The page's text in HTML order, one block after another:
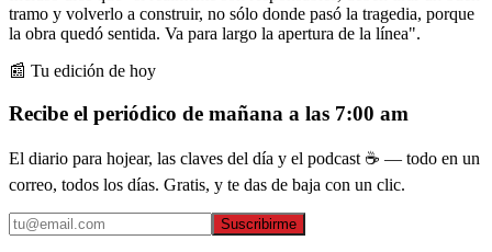
tramo y volverlo a construir, no sólo donde pasó la tragedia, porque
la obra quedó sentida. Va para largo la apertura de la línea".
📰 Tu edición de hoy
Recibe el periódico de mañana a las 7:00 am
El diario para hojear, las claves del día y el podcast ☕ — todo en un
correo, todos los días. Gratis, y te das de baja con un clic.
Suscribirme